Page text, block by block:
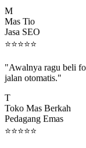
Mas Tio
Jasa SEO
⭐⭐⭐⭐⭐
jalan otomatis."
Toko Mas Berkah
Pedagang Emas
⭐⭐⭐⭐⭐